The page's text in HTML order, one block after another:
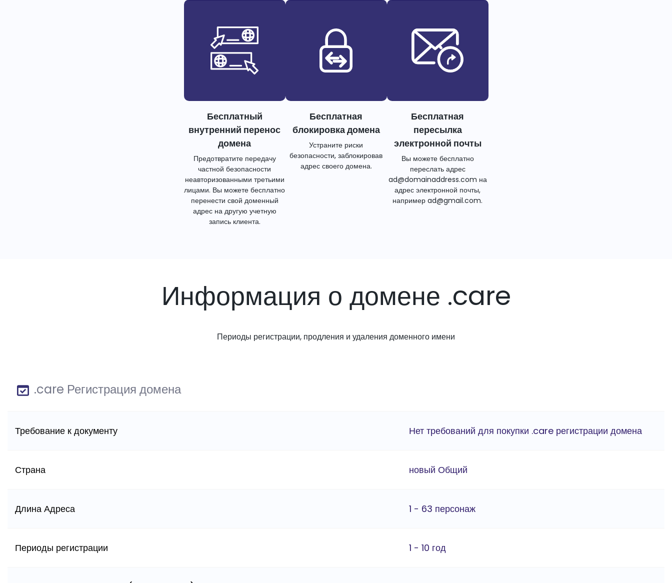
Бесплатный
внутренний перенос
домена
Предотвратите передачу
частной безопасности
неавторизованными третьими
лицами. Вы можете бесплатно
перенести свой доменный
адрес на другую учетную
запись клиента.
Бесплатная
блокировка домена
Устраните риски
безопасности, заблокировав
адрес своего домена.
Бесплатная
пересылка
электронной почты
Вы можете бесплатно
переслать адрес
ad@domainaddress.com на
адрес электронной почты,
например ad@gmail.com.
Информация о домене .care
Периоды регистрации, продления и удаления доменного имени
.care Регистрация домена
Требование к документу Нет требований для покупки .care регистрации домена
Страна новый Общий
Длина Адреса 1 - 63 персонаж
Периоды регистрации 1 - 10 год